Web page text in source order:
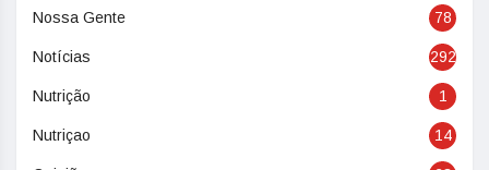
Nossa Gente 78
Notícias 292
Nutrição 1
Nutriçao 14